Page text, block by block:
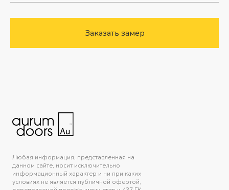
Заказать замер
Любая информация, представленная на
данном сайте, носит исключительно
информационный характер и ни при каких
условиях не является публичной офертой,